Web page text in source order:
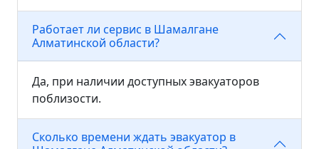
Работает ли сервис в Шамалгане
Алматинской области?
Да, при наличии доступных эвакуаторов
поблизости.
Сколько времени ждать эвакуатор в